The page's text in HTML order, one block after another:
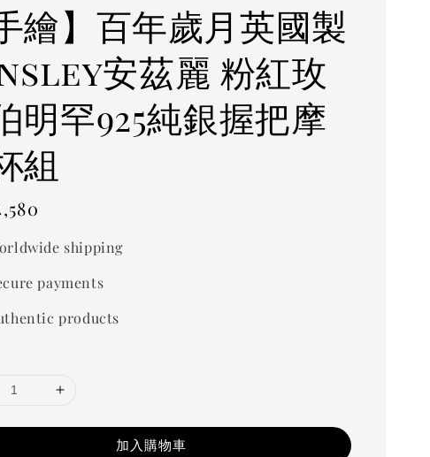
繪】百年歲月英國製
安茲麗 粉紅玫
明罕925純銀握把摩
組
shipping
payments
products
加入購物車